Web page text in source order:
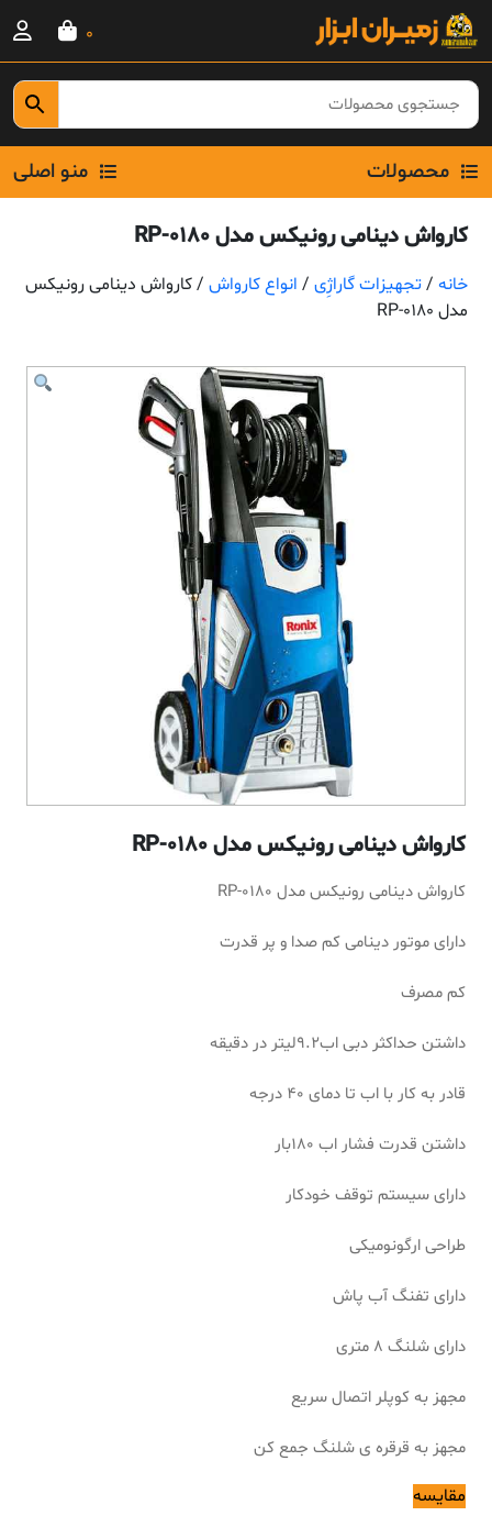
Skip
content
0
محصولات منو اصلی
کارواش دینامی رونیکس مدل RP-0180
خانه /تجهیزات گاراژِی / انواع کارواش / کارواش دینامی رونیکس
مدل RP-0180
کارواش دینامی رونیکس مدل RP-0180
کارواش دینامی رونیکس مدل RP-0180
دارای موتور دینامی کم صدا و پر قدرت
کم مصرف
داشتن حداکثر دبی اب9.2لیتر در دقیقه
قادر به کار با اب تا دمای 40 درجه
داشتن قدرت فشار اب 180بار
دارای سیستم توقف خودکار
طراحی ارگونومیکی
دارای تفنگ آب پاش
دارای شلنگ 8 متری
مجهز به کوپلر اتصال سریع
مجهز به قرقره ی شلنگ جمع کن
مقایسه